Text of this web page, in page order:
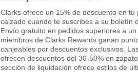
Clarks ofrece un 15% de descuento en tu
calzado cuando te suscribes a su boletín
Envío gratuito en pedidos superiores a
miembros de Clarks Rewards ganan
canjeables por descuentos exclusivos.
ofrecen descuentos del 30-50% en
sección de liquidación ofrece estilos de